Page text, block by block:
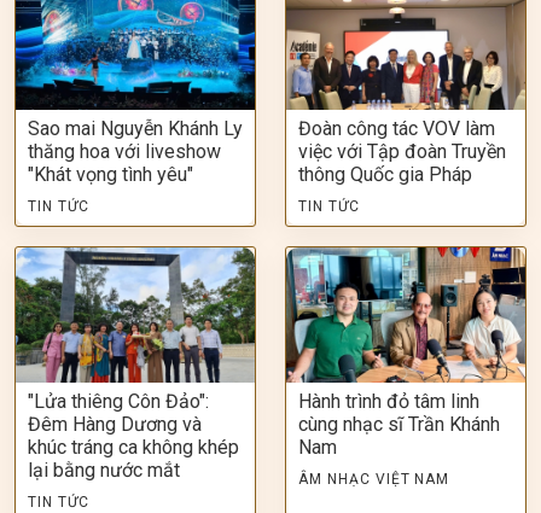
Sao mai Nguyễn Khánh Ly
thăng hoa với liveshow
"Khát vọng tình yêu"
TIN TỨC
Đoàn công tác VOV làm
việc với Tập đoàn Truyền
thông Quốc gia Pháp
TIN TỨC
"Lửa thiêng Côn Đảo":
Đêm Hàng Dương và
khúc tráng ca không khép
lại bằng nước mắt
TIN TỨC
Hành trình đỏ tâm linh
cùng nhạc sĩ Trần Khánh
Nam
ÂM NHẠC VIỆT NAM